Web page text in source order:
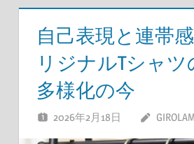
自己表現と連帯
リジナルTシャツ
多様化の今
2026年2月18日